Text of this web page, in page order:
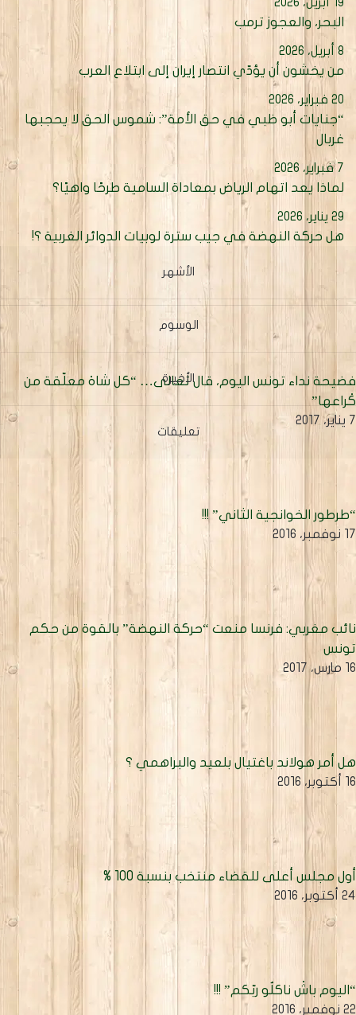
البحر، والعجوز ترمب
8 أبريل، 2026
من يخشون أن يؤدّي انتصار إيران إلى ابتلاع العرب
20 فبراير، 2026
“جنايات أبو ظبي في حق الأمة”: شموس الحق لا يحجبها
غربال
7 فبراير، 2026
لماذا يعد اتهام الرياض بمعاداة السامية طرحًا واهيًا؟
29 يناير، 2026
هل حركة النهضة في جيب سترة لوبيات الدوائر الغربية ؟!
الأشهر
الوسوم
الأخيرة
تعليقات
نداء تونس اليوم، قال تعالى… “كل شاهْ معلّقة من
2017
الخوانجية الثاني” !!!
2016
مغربي: فرنسا منعت “حركة النهضة” بالقوة من حكم
2017
أمر هولاند باغتيال بلعيد والبراهمي ؟
2016
مجلس أعلى للقضاء منتخب بنسبة 100 %
2016
باشْ ناكلُو ربّكم” !!!
2016